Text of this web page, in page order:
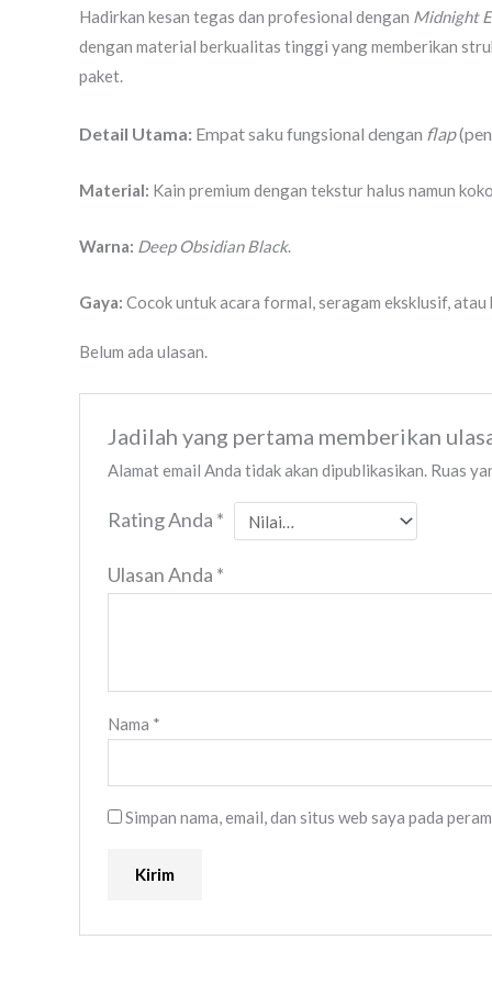
Hadirkan kesan tegas dan profesional dengan Midnight
dengan material berkualitas tinggi yang memberikan
paket.
Detail Utama: Empat saku fungsional dengan flap
Material: Kain premium dengan tekstur halus namun
Warna: Deep Obsidian Black.
Gaya: Cocok untuk acara formal, seragam eksklusif,
Belum ada ulasan.
Jadilah yang pertama memberikan
Alamat email Anda tidak akan dipublikasikan. Ruas
Rating Anda *
Ulasan Anda *
Nama *
Simpan nama, email, dan situs web saya pada